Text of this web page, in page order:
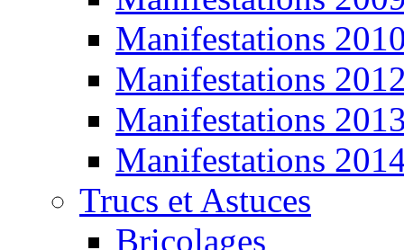
Manifestations
Manifestations
Manifestations
Manifestations
Trucs et Astuces
Bricolages